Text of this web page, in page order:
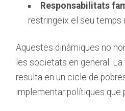
Responsabilitats
restringeix el seu​ temps
Aquestes dinàmiques no
les societats ⁤en general.
resulta⁤ en‌ un cicle de
implementar polítiques que